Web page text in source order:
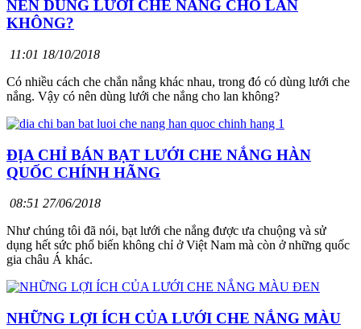
NÊN DÙNG LƯỚI CHE NẮNG CHO LAN
KHÔNG?
11:01 18/10/2018
Có nhiều cách che chắn nắng khác nhau, trong đó có dùng lưới che
nắng. Vậy có nên dùng lưới che nắng cho lan không?
ĐỊA CHỈ BÁN BẠT LƯỚI CHE NẮNG HÀN
QUỐC CHÍNH HÃNG
08:51 27/06/2018
Như chúng tôi đã nói, bạt lưới che nắng được ưa chuộng và sử
dụng hết sức phổ biến không chỉ ở Việt Nam mà còn ở những quốc
gia châu Á khác.
NHỮNG LỢI ÍCH CỦA LƯỚI CHE NẮNG MÀU